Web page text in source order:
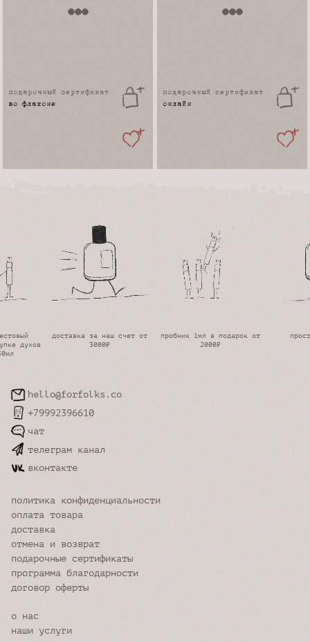
подарочный cертификат
во флаконе
подарочный сертификат
онлайн
духов
доставка за наш счет от
3000₽
пробник 1мл в подарок от
2000₽
hello@forfolks.co
+79992396610
чат
телеграм канал
вконтакте
политика конфиденциальности
оплата товара
доставка
отмена и возврат
подарочные сертификаты
программа благодарности
договор оферты
о нас
наши услуги